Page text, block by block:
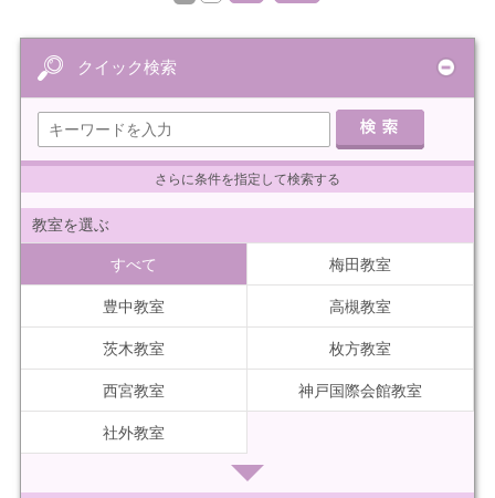
クイック検索
さらに条件を指定して検索する
教室を選ぶ
すべて 梅田教室
豊中教室 高槻教室
茨木教室 枚方教室
西宮教室 神戸国際会館教室
社外教室